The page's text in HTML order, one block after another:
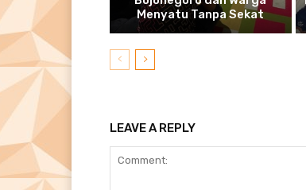
Menyatu Tanpa Sekat
LEAVE A REPLY